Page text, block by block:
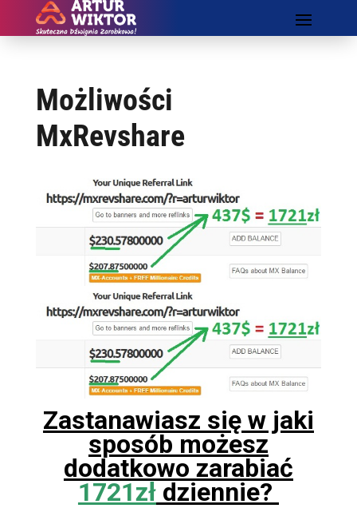
Możliwości
MxRevshare
Zastanawiasz się w jaki
sposób możesz
dodatkowo zarabiać
1721złdziennie?